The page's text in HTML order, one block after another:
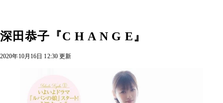
深田恭子『C H A N G E』
2020年10月16日 12:30 更新